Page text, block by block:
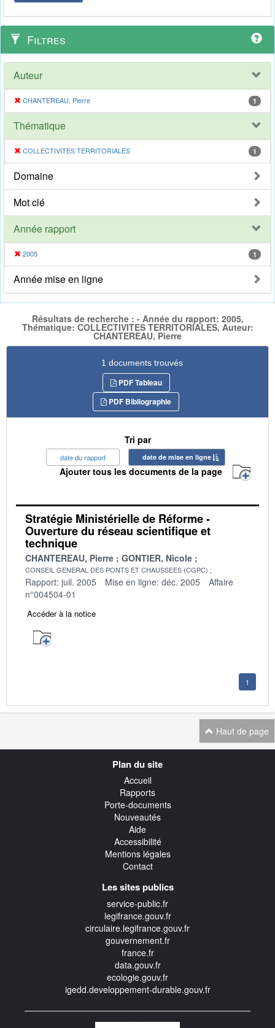
Filtres
Auteur
CHANTEREAU, Pierre 1
Thématique
COLLECTIVITES TERRITORIALES 1
Domaine
Mot clé
Année rapport
2005 1
Année mise en ligne
Résultats de recherche : - Année du rapport: 2005,
Thématique: COLLECTIVITES TERRITORIALES, Auteur:
CHANTEREAU, Pierre
1 documents trouvés
PDF Tableau
PDF Bibliographie
Tri par
date du rapport date de mise en ligne
Ajouter tous les documents de la page
Stratégie Ministérielle de Réforme -
Ouverture du réseau scientifique et
technique
CHANTEREAU, Pierre GONTIER, Nicole
CONSEIL GENERAL DES PONTS ET CHAUSSEES (CGPC)
Rapport: juil. 2005 Mise en ligne: déc. 2005
Affaire
n°004504-01
Accéder à la notice
1
Haut de page
Plan du site
Accueil
Rapports
Porte-documents
Nouveautés
Aide
Accessibilité
Mentions légales
Contact
Les sites publics
service-public.fr
legifrance.gouv.fr
circulaire.legifrance.gouv.fr
gouvernement.fr
france.fr
data.gouv.fr
ecologie.gouv.fr
igedd.developpement-durable.gouv.fr